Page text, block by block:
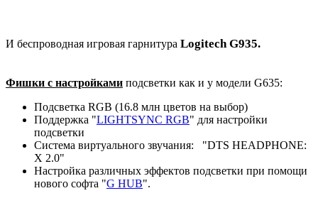
И беспроводная игровая гарнитура Logitech G935.
Фишки с настройками подсветки как и у модели G635:
Подсветка RGB (16.8 млн цветов на выбор)
Поддержка "LIGHTSYNC RGB" для настройки
подсветки
Система виртуального звучания: "DTS HEADPHONE:
X 2.0"
Настройка различных эффектов подсветки при помощи
нового софта "G HUB".